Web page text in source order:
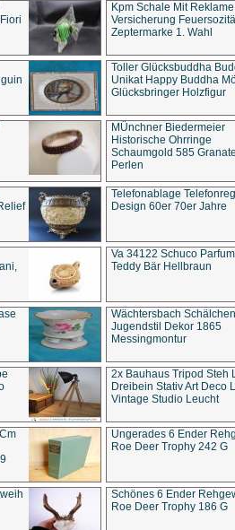
Kpm Schale Mit Reklame
Versicherung
Zeptermarke 1. Wahl
Toller Glücksbuddha
Unikat Happy Buddha
Glücksbringer Holzfigur
MÜnchner Biedermeier
Historische Ohrringe
Schaumgold 585
Perlen
Telefonablage
Design 60er 70er Jahre
Va 34122 Schuco
Teddy Bär Hellbraun
Wächtersbach Schälchen
Jugendstil Dekor 1865
Messingmontur
2x Bauhaus Tripod Steh
Dreibein Stativ Art Deco
Vintage Studio Leucht
Ungerades 6 Ender
Roe Deer Trophy 242 G
Schönes 6 Ender
Roe Deer Trophy 186 G